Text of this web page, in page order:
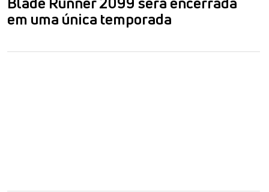
em uma única temporada